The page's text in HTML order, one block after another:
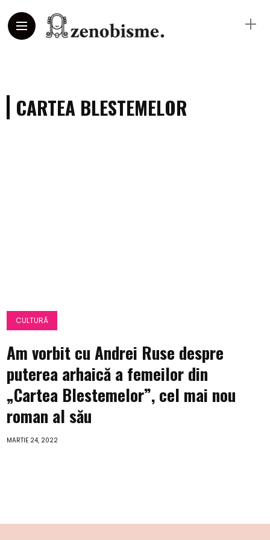
CARTEA BLESTEMELOR
CULTURĂ
Am vorbit cu Andrei Ruse despre
puterea arhaică a femeilor din
„Cartea Blestemelor”, cel mai nou
roman al său
MARTIE 24, 2022